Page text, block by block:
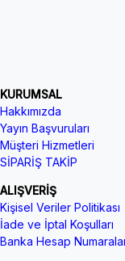
KURUMSAL
Hakkımızda
Yayın Başvuruları
Müşteri Hizmetleri
SİPARİŞ TAKİP
ALIŞVERİŞ
Kişisel Veriler Politikası
İade ve İptal Koşulları
Banka Hesap